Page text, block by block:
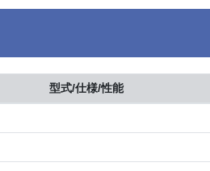
型式/仕様/性能